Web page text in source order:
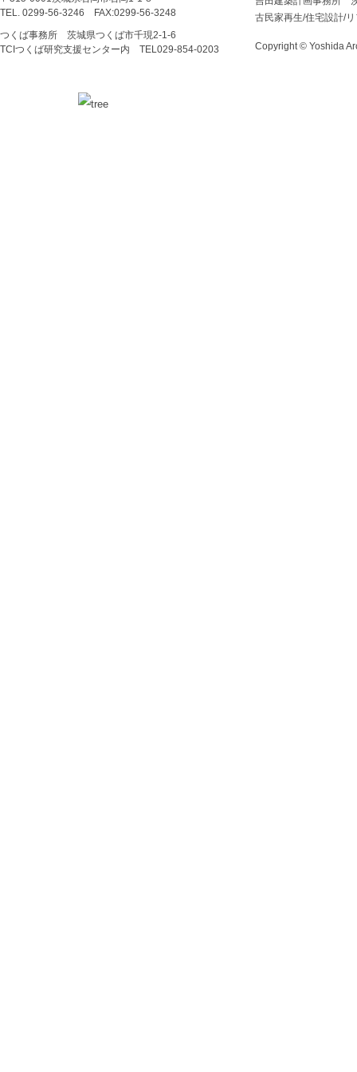
TEL. 0299-56-3246 FAX:0299-56-3248
つくば事務所 茨城県つくば市千現2-1-6
TCIつくば研究支援センター内 TEL029‐854‐0203
古民家再生/住宅設計/
Copyright © Yoshida